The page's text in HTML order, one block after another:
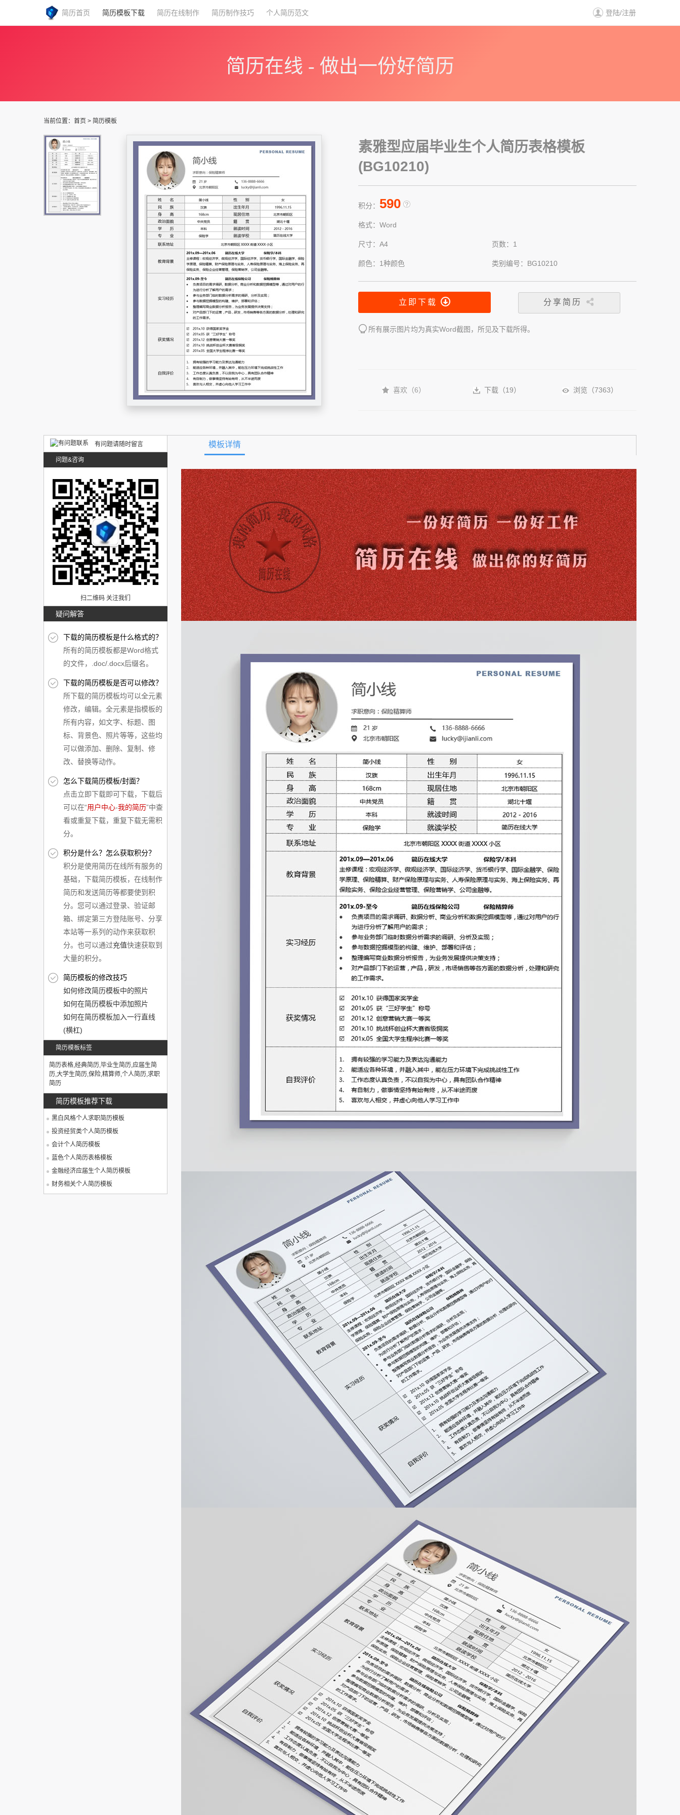
简历首页 简历模板下载 简历在线制作 简历制作技巧 个人简历范文 登陆/注册
简历在线 - 做出一份好简历
当前位置： 首页 > 简历模板
素雅型应届毕业生个人简历表格模板
(BG10210)
积分： 590
格式：Word
尺寸：A4 页数：1
颜色：1种颜色 类别编号：BG10210
立即下载 分享简历
所有展示图片均为真实Word截图，所见及下载所得。
喜欢（6） 下载（19） 浏览（7363）
有问题请随时留言
问题&咨询
扫二维码 关注我们
疑问解答
下载的简历模板是什么格式的？
所有的简历模板都是Word格式
的文件，.doc/.docx后缀名。
下载的简历模板是否可以修改？
所下载的简历模板均可以全元素
修改，编辑。全元素是指模板的
所有内容，如文字、标题、图
标、背景色、照片等等，这些均
可以做添加、删除、复制、修
改、替换等动作。
怎么下载简历模板/封面？
点击立即下载即可下载，下载后
可以在“用户中心-我的简历”中查
看或重复下载，重复下载无需积
分。
积分是什么？怎么获取积分？
积分是使用简历在线所有服务的
基础，下载简历模板，在线制作
简历和发送简历等都要使到积
分。您可以通过登录、验证邮
箱、绑定第三方登陆账号、分享
本站等一系列的动作来获取积
分。也可以通过充值快速获取到
大量的积分。
简历模板的修改技巧
如何修改简历模板中的照片
如何在简历模板中添加照片
如何在简历模板加入一行直线
(横杠)
简历模板标签
简历表格,经典简历,毕业生简历,应届生简
历,大学生简历,保险,精算师,个人简历,求职
简历
简历模板推荐下载
黑白风格个人求职简历模板
投资经贸类个人简历模板
会计个人简历模板
蓝色个人简历表格模板
金融经济应届生个人简历模板
财务相关个人简历模板
模板详情